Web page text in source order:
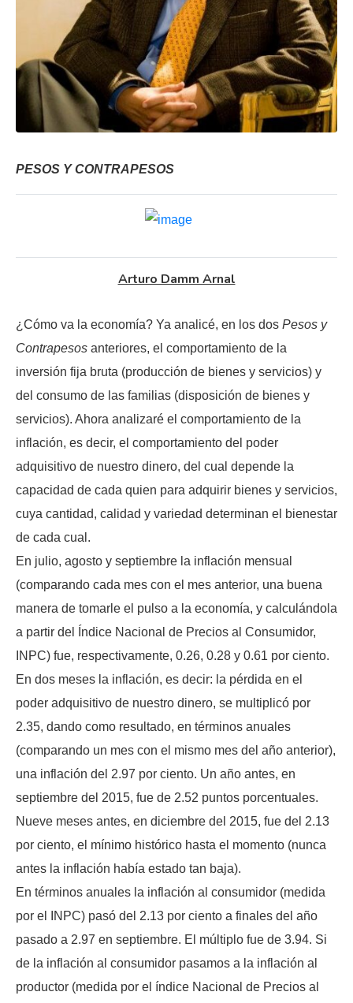
PESOS Y CONTRAPESOS
Arturo Damm Arnal
¿Cómo va la economía? Ya analicé, en los dos Pesos y
Contrapesos anteriores, el comportamiento de la
inversión fija bruta (producción de bienes y servicios) y
del consumo de las familias (disposición de bienes y
servicios). Ahora analizaré el comportamiento de la
inflación, es decir, el comportamiento del poder
adquisitivo de nuestro dinero, del cual depende la
capacidad de cada quien para adquirir bienes y servicios,
cuya cantidad, calidad y variedad determinan el bienestar
de cada cual.
En julio, agosto y septiembre la inflación mensual
(comparando cada mes con el mes anterior, una buena
manera de tomarle el pulso a la economía, y calculándola
a partir del Índice Nacional de Precios al Consumidor,
INPC) fue, respectivamente, 0.26, 0.28 y 0.61 por ciento.
En dos meses la inflación, es decir: la pérdida en el
poder adquisitivo de nuestro dinero, se multiplicó por
2.35, dando como resultado, en términos anuales
(comparando un mes con el mismo mes del año anterior),
una inflación del 2.97 por ciento. Un año antes, en
septiembre del 2015, fue de 2.52 puntos porcentuales.
Nueve meses antes, en diciembre del 2015, fue del 2.13
por ciento, el mínimo histórico hasta el momento (nunca
antes la inflación había estado tan baja).
En términos anuales la inflación al consumidor (medida
por el INPC) pasó del 2.13 por ciento a finales del año
pasado a 2.97 en septiembre. El múltiplo fue de 3.94. Si
de la inflación al consumidor pasamos a la inflación al
productor (medida por el índice Nacional de Precios al